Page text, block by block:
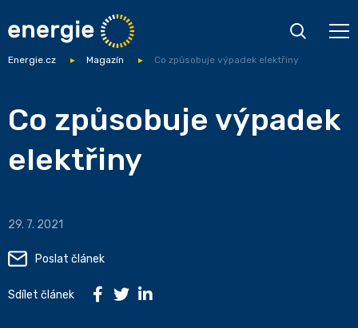
Energie.cz Magazín Co způsobuje výpadek elektřiny
Co způsobuje výpadek
elektřiny
29. 7. 2021
Poslat článek
Sdílet článek